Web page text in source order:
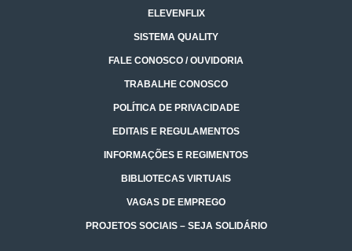
ELEVENFLIX
SISTEMA QUALITY
FALE CONOSCO / OUVIDORIA
TRABALHE CONOSCO
POLÍTICA DE PRIVACIDADE
EDITAIS E REGULAMENTOS
INFORMAÇÕES E REGIMENTOS
BIBLIOTECAS VIRTUAIS
VAGAS DE EMPREGO
PROJETOS SOCIAIS – SEJA SOLIDÁRIO